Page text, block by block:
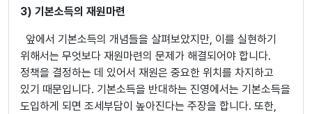
3) 기본소득의 재원마련
앞에서 기본소득의 개념들을 살펴보았지만, 이를 실현하기
위해서는 무엇보다 재원마련의 문제가 해결되어야 합니다.
정책을 결정하는 데 있어서 재원은 중요한 위치를 차지하고
있기 때문입니다. 기본소득을 반대하는 진영에서는 기본소득을
도입하게 되면 조세부담이 높아진다는 주장을 합니다. 또한,